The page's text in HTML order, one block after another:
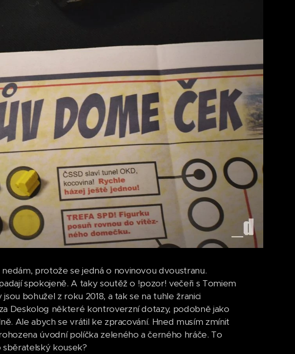
protože se jedná o novinovou dvoustranu.
spokojeně. A taky soutěž o !pozor! večeři s Tomiem
bohužel z roku 2018, a tak se na tuhle žranici
Deskolog některé kontroverzní dotazy, podobně jako
Ale abych se vrátil ke zpracování. Hned musím zmínit
úvodní políčka zeleného a černého hráče. To
kousek?